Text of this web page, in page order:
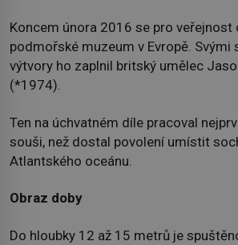
Koncem února 2016 se pro veřejnost
podmořské muzeum v Evropě. Svými
výtvory ho zaplnil britský umělec
(*1974).
Ten na úchvatném díle pracoval
souši, než dostal povolení umístit
Atlantského oceánu.
Obraz doby
Do hloubky 12 až 15 metrů je